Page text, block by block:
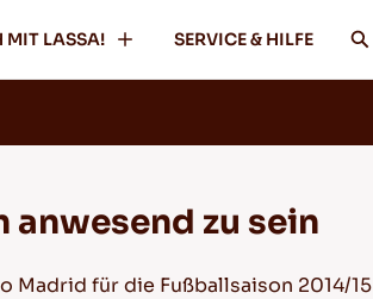
MIT LASSA! SERVICE & HILFE
zu sein
Madrid für die Fußballsaison 2014/15